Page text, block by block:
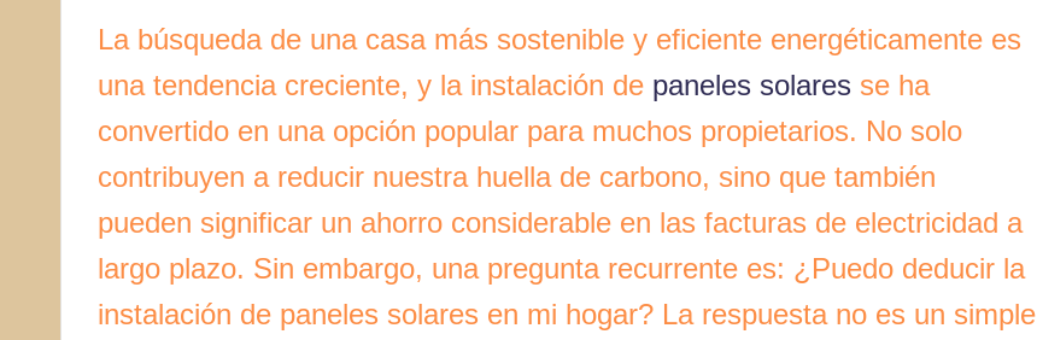
La búsqueda de una casa más sostenible y eficiente energéticamente es
una tendencia creciente, y la instalación de paneles solares se ha
convertido en una opción popular para muchos propietarios. No solo
contribuyen a reducir nuestra huella de carbono, sino que también
pueden significar un ahorro considerable en las facturas de electricidad a
largo plazo. Sin embargo, una pregunta recurrente es: ¿Puedo deducir la
instalación de paneles solares en mi hogar? La respuesta no es un simple